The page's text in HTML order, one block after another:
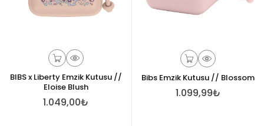
BIBS x Liberty Emzik Kutusu //
Eloise Blush
1.049,00₺
Bibs Emzik Kutusu // Blossom
1.099,99₺